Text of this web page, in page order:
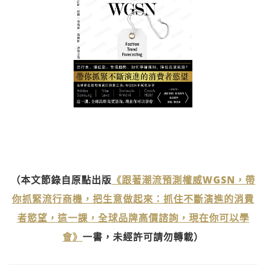
（本文節錄自原點出版 《跟著潮流預測權威WGSN，帶
你抓緊流行商機，把生意做起來：抓住不斷演進的消費
者慾望，這一課，全球品牌高價諮詢，現在你可以學
會》 一書，未經許可請勿轉載）